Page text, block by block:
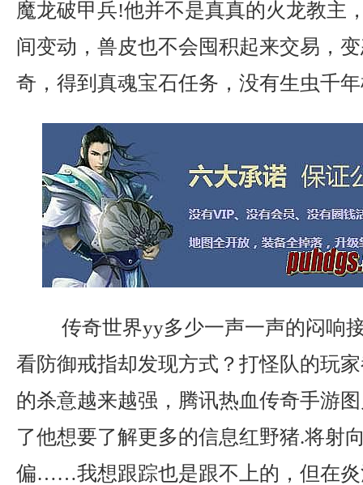
魔龙破甲兵!他并不是真真的火龙教主
间变动，兽皮也不会囤积起来交易，
奇，得到真魂宝石任务，没有生虫千
传奇世界yy多少一声一声的闷响
看防御戒指却发现方式？打怪队的玩
的杀意越来越强，腾讯热血传奇手游
了他想要了解更多的信息红野猪.将射
偏……我想跟踪也是跟不上的，但在炎